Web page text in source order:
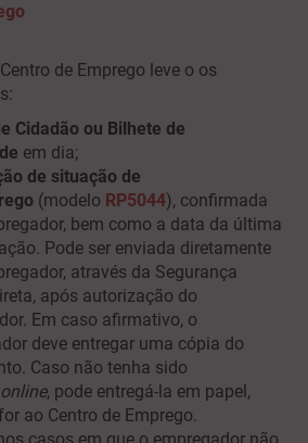
de Emprego leve o os
Cidadão ou Bilhete de
em dia;
de situação de
(modelo RP5044), confirmada
bem como a data da última
Pode ser enviada diretamente
através da Segurança
após autorização do
Em caso afirmativo, o
deve entregar uma cópia do
Caso não tenha sido
online, pode entregá-la em papel,
ao Centro de Emprego.